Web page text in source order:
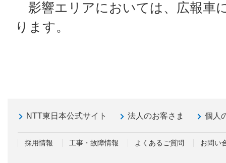
影響エリアにおいては、広報車
ります。
NTT東日本公式サイト 法人のお客さま 個人
採用情報 工事・故障情報 よくあるご質問 お問い